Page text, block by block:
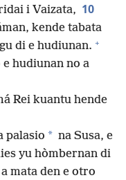
i Vaizata, 10
kende tabata
di e hudiunan. +
hudiunan no a
Rei kuantu hende
palasio * na Susa, e
yu hòmbernan di
mata den e otro